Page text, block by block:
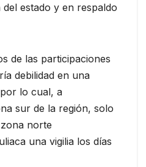
estado y en respaldo
de las participaciones
debilidad en una
lo cual, a
sur de la región, solo
norte
una vigilia los días